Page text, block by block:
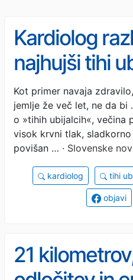
Kardiolog
najhujši tihi
- in ne, nista
in ne stres
Kot primer navaja
jemlje že več let, ne da bi
o »tihih ubijalcih«, večina
visok krvni tlak,
povišan … · Slovenske
kardiolog tihi
objavi
21